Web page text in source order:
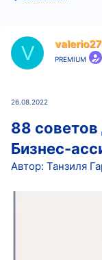
а
V PREMIUM
26.08.2022
88 советов
Бизнес-
Автор: Танзиля